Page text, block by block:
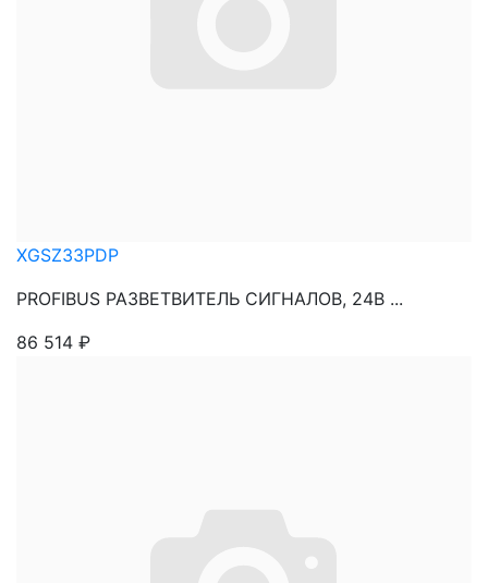
XGSZ33PDP
PROFIBUS РАЗВЕТВИТЕЛЬ СИГНАЛОВ, 24В ...
86 514 ₽